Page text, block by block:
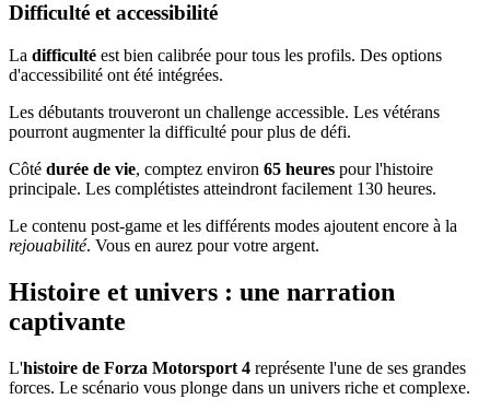
Difficulté et accessibilité
La difficulté est bien calibrée pour tous les profils. Des options
d'accessibilité ont été intégrées.
Les débutants trouveront un challenge accessible. Les vétérans
pourront augmenter la difficulté pour plus de défi.
Côté durée de vie, comptez environ 65 heures pour l'histoire
principale. Les complétistes atteindront facilement 130 heures.
Le contenu post-game et les différents modes ajoutent encore à la
rejouabilité. Vous en aurez pour votre argent.
Histoire et univers : une narration
captivante
L'histoire de Forza Motorsport 4 représente l'une de ses grandes
forces. Le scénario vous plonge dans un univers riche et complexe.